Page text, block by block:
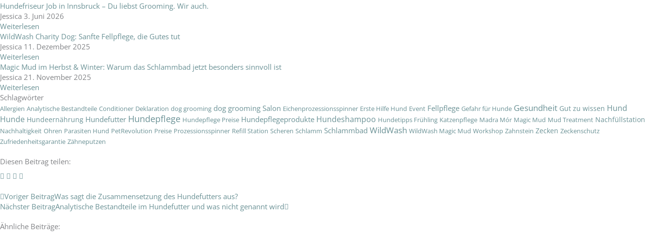
Hundefriseur Job in Innsbruck – Du liebst Grooming. Wir auch.
Jessica 3. Juni 2026
Weiterlesen
WildWash Charity Dog: Sanfte Fellpflege, die Gutes tut
Jessica 11. Dezember 2025
Weiterlesen
Magic Mud im Herbst & Winter: Warum das Schlammbad jetzt besonders sinnvoll ist
Jessica 21. November 2025
Weiterlesen
Schlagwörter
Allergien Analytische Bestandteile Conditioner Deklaration dog grooming dog grooming Salon Eichenprozessionsspinner Erste Hilfe Hund Event Fellpflege Gefahr für Hunde Gesundheit Gut zu wissen Hund
Hunde Hundeernährung Hundefutter Hundepflege Hundepflege Preise Hundepflegeprodukte Hundeshampoo Hundetipps Frühling Katzenpflege Madra Mór Magic Mud Mud Treatment Nachfüllstation
Nachhaltigkeit Ohren Parasiten Hund PetRevolution Preise Prozessionsspinner Refill Station Scheren Schlamm Schlammbad WildWash WildWash Magic Mud Workshop Zahnstein Zecken Zeckenschutz
Zufriedenheitsgarantie Zähneputzen
Diesen Beitrag teilen:
Zurück
Voriger BeitragWas sagt die Zusammensetzung des Hundefutters aus?
Nächster BeitragAnalytische Bestandteile im Hundefutter und was nicht genannt wird
Ähnliche Beiträge: